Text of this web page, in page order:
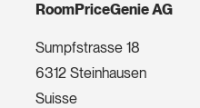
RoomPriceGenie AG
Sumpfstrasse 18
6312 Steinhausen
Suisse